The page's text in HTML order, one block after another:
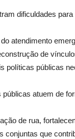
dificuldades
atendimento
de
políticas públicas
atuem de
de rua,
conjuntas que